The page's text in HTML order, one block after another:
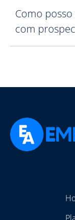
Como
com